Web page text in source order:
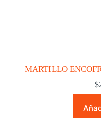
MARTILLO
$